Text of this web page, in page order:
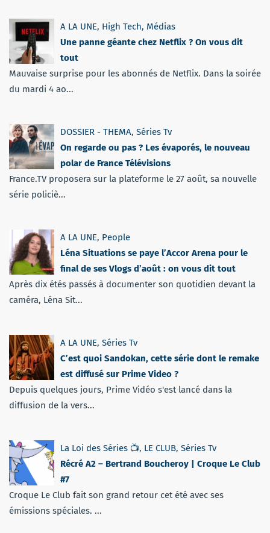
A LA UNE, High Tech, Médias
Une panne géante chez Netflix ? On vous dit
tout
Mauvaise surprise pour les abonnés de Netflix. Dans la soirée
du mardi 4 ao...
DOSSIER - THEMA, Séries Tv
On regarde ou pas ? Les évaporés, le nouveau
polar de France Télévisions
France.TV proposera sur la plateforme le 27 août, sa nouvelle
série policiè...
A LA UNE, People
Léna Situations se paye l’Accor Arena pour le
final de ses Vlogs d’août : on vous dit tout
Après dix étés passés à documenter son quotidien devant la
caméra, Léna Sit...
A LA UNE, Séries Tv
C’est quoi Sandokan, cette série dont le remake
est diffusé sur Prime Video ?
Depuis quelques jours, Prime Vidéo s'est lancé dans la
diffusion de la vers...
La Loi des Séries 📺, LE CLUB, Séries Tv
Récré A2 – Bertrand Boucheroy | Croque Le Club
#7
Croque Le Club fait son grand retour cet été avec ses
émissions spéciales. ...